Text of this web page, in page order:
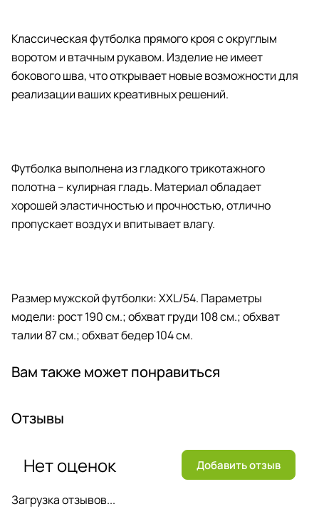
Классическая футболка прямого кроя с округлым
воротом и втачным рукавом. Изделие не имеет
бокового шва, что открывает новые возможности для
реализации ваших креативных решений.
Футболка выполнена из гладкого трикотажного
полотна – кулирная гладь. Материал обладает
хорошей эластичностью и прочностью, отлично
пропускает воздух и впитывает влагу.
Размер мужской футболки: XXL/54. Параметры
модели: рост 190 см.; обхват груди 108 см.; обхват
талии 87 см.; обхват бедер 104 см.
Вам также может понравиться
Отзывы
Загрузка отзывов...
Нет оценок Добавить отзыв